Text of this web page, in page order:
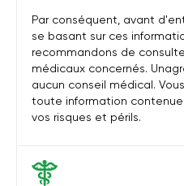
Par conséquent, avant
se basant sur ces
recommandons de
médicaux concernés.
aucun conseil médical.
toute information
vos risques et périls.